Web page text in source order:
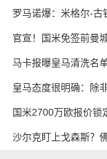
斯·鲍姆
罗马诺爆：米格尔-
3000万欧元
官宣！国米免签前曼
马卡报曝皇马清洗名
外租
皇马态度很明确：除
国米2700万欧报价锁
沙尔克盯上戈森斯？